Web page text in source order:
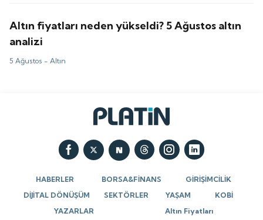
Altın fiyatları neden yükseldi? 5 Ağustos altın
analizi
5 Ağustos -Altın
HABERLER BORSA&FİNANS
GİRİŞİMCİLİK
DİJİTAL DÖNÜŞÜM
SEKTÖRLER YAŞAM
KOBİ
YAZARLAR
Altın Fiyatları